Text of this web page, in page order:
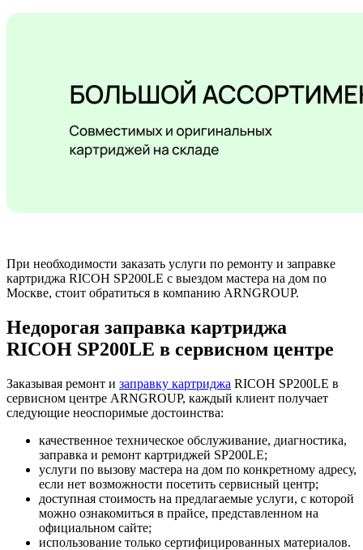
При необходимости заказать услуги по ремонту и заправке
картриджа RICOH SP200LE с выездом мастера на дом по
Москве, стоит обратиться в компанию ARNGROUP.
Недорогая заправка картриджа
RICOH SP200LE в сервисном центре
Заказывая ремонт и заправку картриджа RICOH SP200LE в
сервисном центре ARNGROUP, каждый клиент получает
следующие неоспоримые достоинства:
качественное техническое обслуживание, диагностика,
заправка и ремонт картриджей SP200LE;
услуги по вызову мастера на дом по конкретному адресу,
если нет возможности посетить сервисный центр;
доступная стоимость на предлагаемые услуги, с которой
можно ознакомиться в прайсе, представленном на
официальном сайте;
использование только сертифицированных материалов.